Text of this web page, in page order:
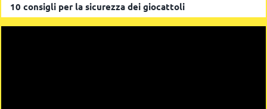
10 consigli per la sicurezza dei giocattoli